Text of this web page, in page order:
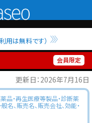
利用は無料です）
更新日：2026年7月16日
品・再生医療等製品・診断薬
、販売名、販売会社、効能・